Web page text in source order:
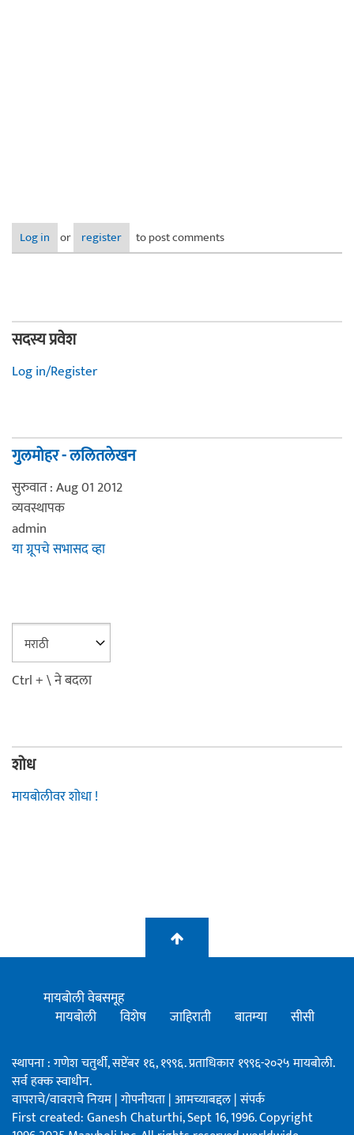
Log in or register to post comments
सदस्य प्रवेश
Log in/Register
गुलमोहर - ललितलेखन
सुरुवात : Aug 01 2012
व्यवस्थापक
admin
या ग्रूपचे सभासद व्हा
Ctrl + \ ने बदला
शोध
मायबोलीवर शोधा !
मायबोली वेबसमूह
मायबोली
विशेष जाहिराती बातम्या सीसी
स्थापना : गणेश चतुर्थी, सप्टेंबर १६, १९९६. प्रताधिकार १९९६-२०२५ मायबोली.
सर्व हक्क स्वाधीन.
वापराचे/वावराचे नियम|गोपनीयता|आमच्याबद्दल|संपर्क
First created: Ganesh Chaturthi, Sept 16, 1996. Copyright